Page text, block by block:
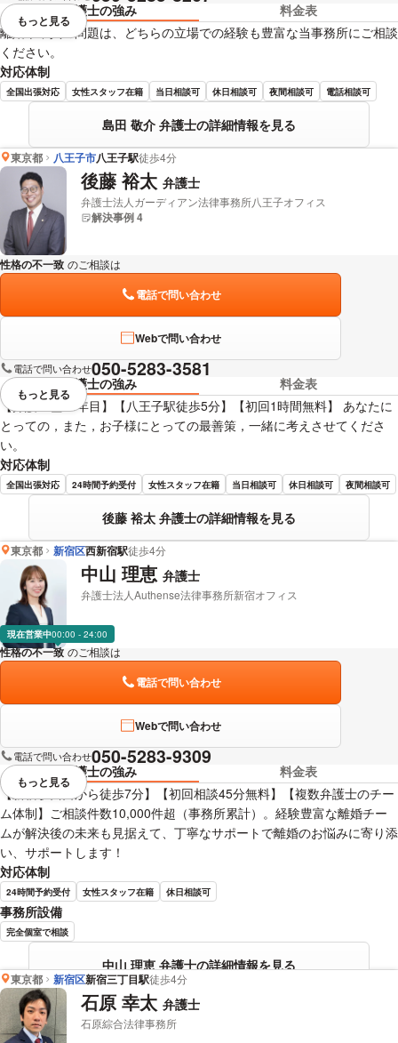
弁護士の強み
料金表
離婚や不貞の問題は、どちらの立場での経験も豊富な当事務所にご相談
ください。
対応体制
全国出張対応 女性スタッフ在籍 当日相談可 休日相談可 夜間相談可 電話相談可
島田 敬介 弁護士の詳細情報を見る
視覚的に省略されている要素を
もっと見る
東京都 八王子市八王子駅徒歩4分
後藤 裕太 弁護士
弁護士法人ガーディアン法律事務所八王子オフィス
解決事例 4
性格の不一致 のご相談は
電話で問い合わせ
Webで問い合わせ
電話で問い合わせ050-5283-3581
弁護士の強み
料金表
【弁護士歴14年目】【八王子駅徒歩5分】【初回1時間無料】 あなたに
とっての，また，お子様にとっての最善策，一緒に考えさせてくださ
い。
対応体制
全国出張対応 24時間予約受付 女性スタッフ在籍 当日相談可 休日相談可 夜間相談可
後藤 裕太 弁護士の詳細情報を見る
視覚的に省略されている要素を
もっと見る
東京都 新宿区西新宿駅徒歩4分
中山 理恵 弁護士
弁護士法人Authense法律事務所新宿オフィス
現在営業中00:00 - 24:00
性格の不一致 のご相談は
電話で問い合わせ
Webで問い合わせ
電話で問い合わせ050-5283-9309
弁護士の強み
料金表
【新宿駅西口から徒歩7分】【初回相談45分無料】【複数弁護士のチー
ム体制】ご相談件数10,000件超（事務所累計）。経験豊富な離婚チー
ムが解決後の未来も見据えて、丁寧なサポートで離婚のお悩みに寄り添
い、サポートします！
対応体制
24時間予約受付 女性スタッフ在籍 休日相談可
事務所設備
完全個室で相談
中山 理恵 弁護士の詳細情報を見る
視覚的に省略されている要素を
もっと見る
東京都 新宿区新宿三丁目駅徒歩4分
石原 幸太 弁護士
石原綜合法律事務所